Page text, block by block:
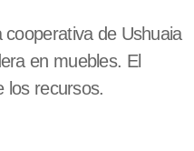
de Ushuaia
en muebles. El
los recursos.